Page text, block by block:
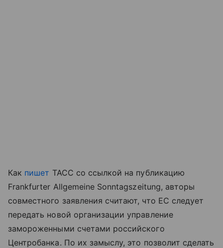
Как пишет ТАСС со ссылкой на публикацию
Frankfurter Allgemeine Sonntagszeitung, авторы
совместного заявления считают, что ЕС следует
передать новой организации управление
замороженными счетами российского
Центробанка. По их замыслу, это позволит сделать